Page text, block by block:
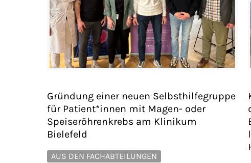
Gründung einer neuen Selbsthilfegruppe
für Patient*innen mit Magen- oder
Speiseröhrenkrebs am Klinikum
Bielefeld
AUS DEN FACHABTEILUNGEN